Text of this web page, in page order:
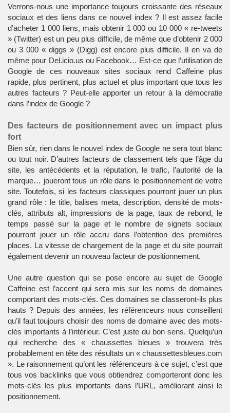
Verrons-nous une importance toujours croissante des réseaux
sociaux et des liens dans ce nouvel index ? Il est assez facile
d’acheter 1 000 liens, mais obtenir 1 000 ou 10 000 « re-tweets
» (Twitter) est un peu plus difficile, de même que d’obtenir 2 000
ou 3 000 « diggs » (Digg) est encore plus difficile. Il en va de
même pour Del.icio.us ou Facebook… Est-ce que l’utilisation de
Google de ces nouveaux sites sociaux rend Caffeine plus
rapide, plus pertinent, plus actuel et plus important que tous les
autres facteurs ? Peut-elle apporter un retour à la démocratie
dans l’index de Google ?
Des facteurs de positionnement avec un impact plus
fort
Bien sûr, rien dans le nouvel index de Google ne sera tout blanc
ou tout noir. D’autres facteurs de classement tels que l’âge du
site, les antécédents et la réputation, le trafic, l’autorité de la
marque… joueront tous un rôle dans le positionnement de votre
site. Toutefois, si les facteurs classiques pourront jouer un plus
grand rôle : le title, balises meta, description, densité de mots-
clés, attributs alt, impressions de la page, taux de rebond, le
temps passé sur la page et le nombre de signets sociaux
pourront jouer un rôle accru dans l’obtention des premières
places. La vitesse de chargement de la page et du site pourrait
également devenir un nouveau facteur de positionnement.
Une autre question qui se pose encore au sujet de Google
Caffeine est l’accent qui sera mis sur les noms de domaines
comportant des mots-clés. Ces domaines se classeront-ils plus
hauts ? Depuis des années, les référenceurs nous conseillent
qu’il faut toujours choisir des noms de domaine avec des mots-
clés importants à l’intérieur. C’est juste du bon sens. Quelqu’un
qui recherche des « chaussettes bleues » trouvera très
probablement en tête des résultats un « chaussettesbleues.com
». Le raisonnement qu’ont les référenceurs à ce sujet, c’est que
tous vos backlinks que vous obtiendrez comporteront donc les
mots-clés les plus importants dans l’URL, améliorant ainsi le
positionnement.